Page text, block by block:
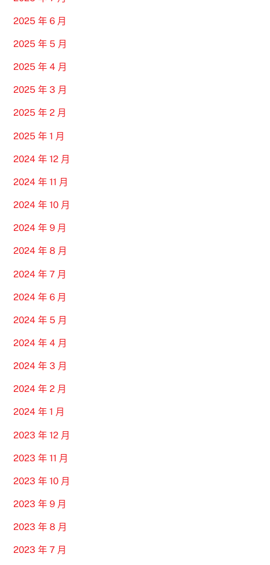
2025 年 6 月
2025 年 5 月
2025 年 4 月
2025 年 3 月
2025 年 2 月
2025 年 1 月
2024 年 12 月
2024 年 11 月
2024 年 10 月
2024 年 9 月
2024 年 8 月
2024 年 7 月
2024 年 6 月
2024 年 5 月
2024 年 4 月
2024 年 3 月
2024 年 2 月
2024 年 1 月
2023 年 12 月
2023 年 11 月
2023 年 10 月
2023 年 9 月
2023 年 8 月
2023 年 7 月